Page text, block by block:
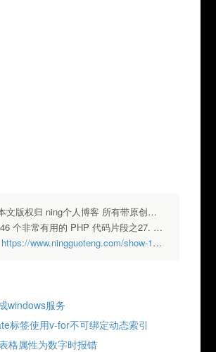
特殊说明，本文版权归 ning个人博客 所有带原创标签请勿转载，转载请注明出处.
46 个非常有用的 PHP 代码片段之27. 获取当前页面 URL
https://www.ningguoteng.com/show-118.html
windows服务
标签使用v-for不可绑定动态索引
格属性为数字时报错